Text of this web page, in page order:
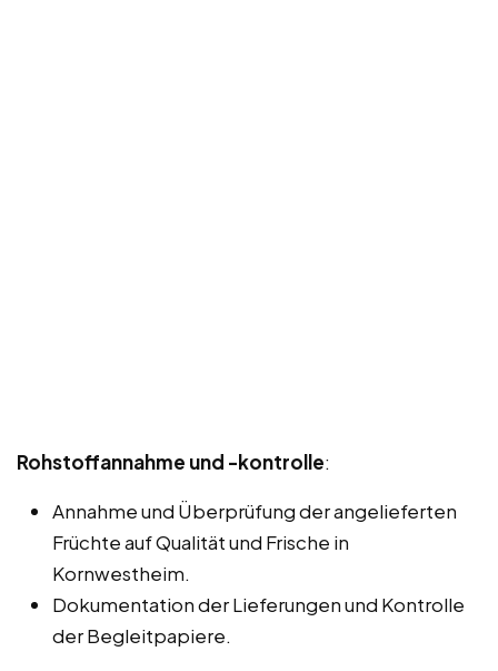
Rohstoffannahme und -kontrolle:
Annahme und Überprüfung der angelieferten
Früchte auf Qualität und Frische in
Kornwestheim.
Dokumentation der Lieferungen und Kontrolle
der Begleitpapiere.